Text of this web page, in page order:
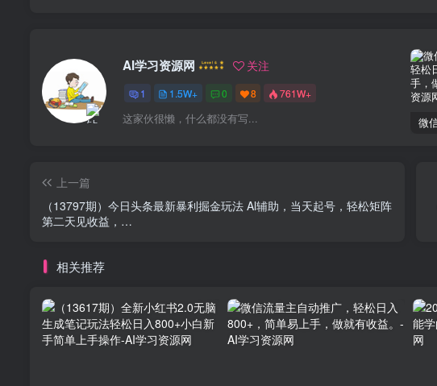
AI学习资源网 关注
1 1.5W+ 0 8 761W+
这家伙很懒，什么都没有写...
上一篇
（13797期）今日头条最新暴利掘金玩法 Al辅助，当天起号，轻松矩阵
第二天见收益，…
相关推荐